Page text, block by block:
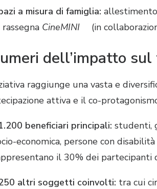
a misura di famiglia:
rassegna CineMINI (in
dell’impatto
raggiunge una vasta e
attiva e il co-
beneficiari principali: studenti,
economica, persone con
il 30% dei partecipanti
altri soggetti coinvolti: tra cui